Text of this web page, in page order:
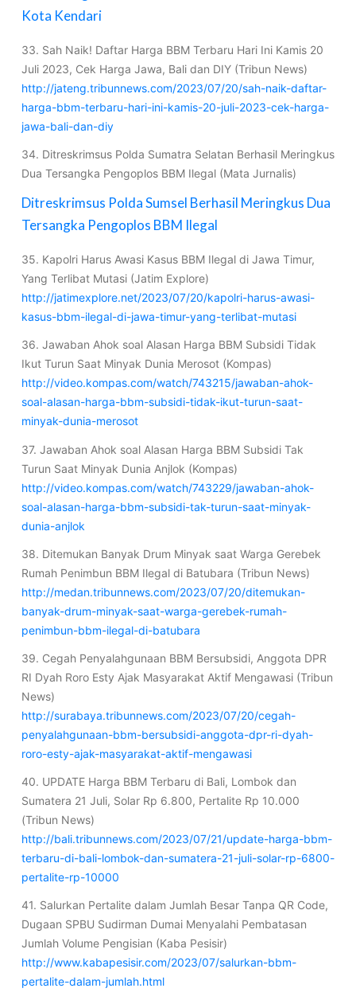
Kota Kendari
33. Sah Naik! Daftar Harga BBM Terbaru Hari Ini Kamis 20
Juli 2023, Cek Harga Jawa, Bali dan DIY (Tribun News)
http://jateng.tribunnews.com/2023/07/20/sah-naik-daftar-
harga-bbm-terbaru-hari-ini-kamis-20-juli-2023-cek-harga-
jawa-bali-dan-diy
34. Ditreskrimsus Polda Sumatra Selatan Berhasil Meringkus
Dua Tersangka Pengoplos BBM Ilegal (Mata Jurnalis)
Ditreskrimsus Polda Sumsel Berhasil Meringkus Dua
Tersangka Pengoplos BBM Ilegal
35. Kapolri Harus Awasi Kasus BBM Ilegal di Jawa Timur,
Yang Terlibat Mutasi (Jatim Explore)
http://jatimexplore.net/2023/07/20/kapolri-harus-awasi-
kasus-bbm-ilegal-di-jawa-timur-yang-terlibat-mutasi
36. Jawaban Ahok soal Alasan Harga BBM Subsidi Tidak
Ikut Turun Saat Minyak Dunia Merosot (Kompas)
http://video.kompas.com/watch/743215/jawaban-ahok-
soal-alasan-harga-bbm-subsidi-tidak-ikut-turun-saat-
minyak-dunia-merosot
37. Jawaban Ahok soal Alasan Harga BBM Subsidi Tak
Turun Saat Minyak Dunia Anjlok (Kompas)
http://video.kompas.com/watch/743229/jawaban-ahok-
soal-alasan-harga-bbm-subsidi-tak-turun-saat-minyak-
dunia-anjlok
38. Ditemukan Banyak Drum Minyak saat Warga Gerebek
Rumah Penimbun BBM Ilegal di Batubara (Tribun News)
http://medan.tribunnews.com/2023/07/20/ditemukan-
banyak-drum-minyak-saat-warga-gerebek-rumah-
penimbun-bbm-ilegal-di-batubara
39. Cegah Penyalahgunaan BBM Bersubsidi, Anggota DPR
RI Dyah Roro Esty Ajak Masyarakat Aktif Mengawasi (Tribun
News)
http://surabaya.tribunnews.com/2023/07/20/cegah-
penyalahgunaan-bbm-bersubsidi-anggota-dpr-ri-dyah-
roro-esty-ajak-masyarakat-aktif-mengawasi
40. UPDATE Harga BBM Terbaru di Bali, Lombok dan
Sumatera 21 Juli, Solar Rp 6.800, Pertalite Rp 10.000
(Tribun News)
http://bali.tribunnews.com/2023/07/21/update-harga-bbm-
terbaru-di-bali-lombok-dan-sumatera-21-juli-solar-rp-6800-
pertalite-rp-10000
41. Salurkan Pertalite dalam Jumlah Besar Tanpa QR Code,
Dugaan SPBU Sudirman Dumai Menyalahi Pembatasan
Jumlah Volume Pengisian (Kaba Pesisir)
http://www.kabapesisir.com/2023/07/salurkan-bbm-
pertalite-dalam-jumlah.html